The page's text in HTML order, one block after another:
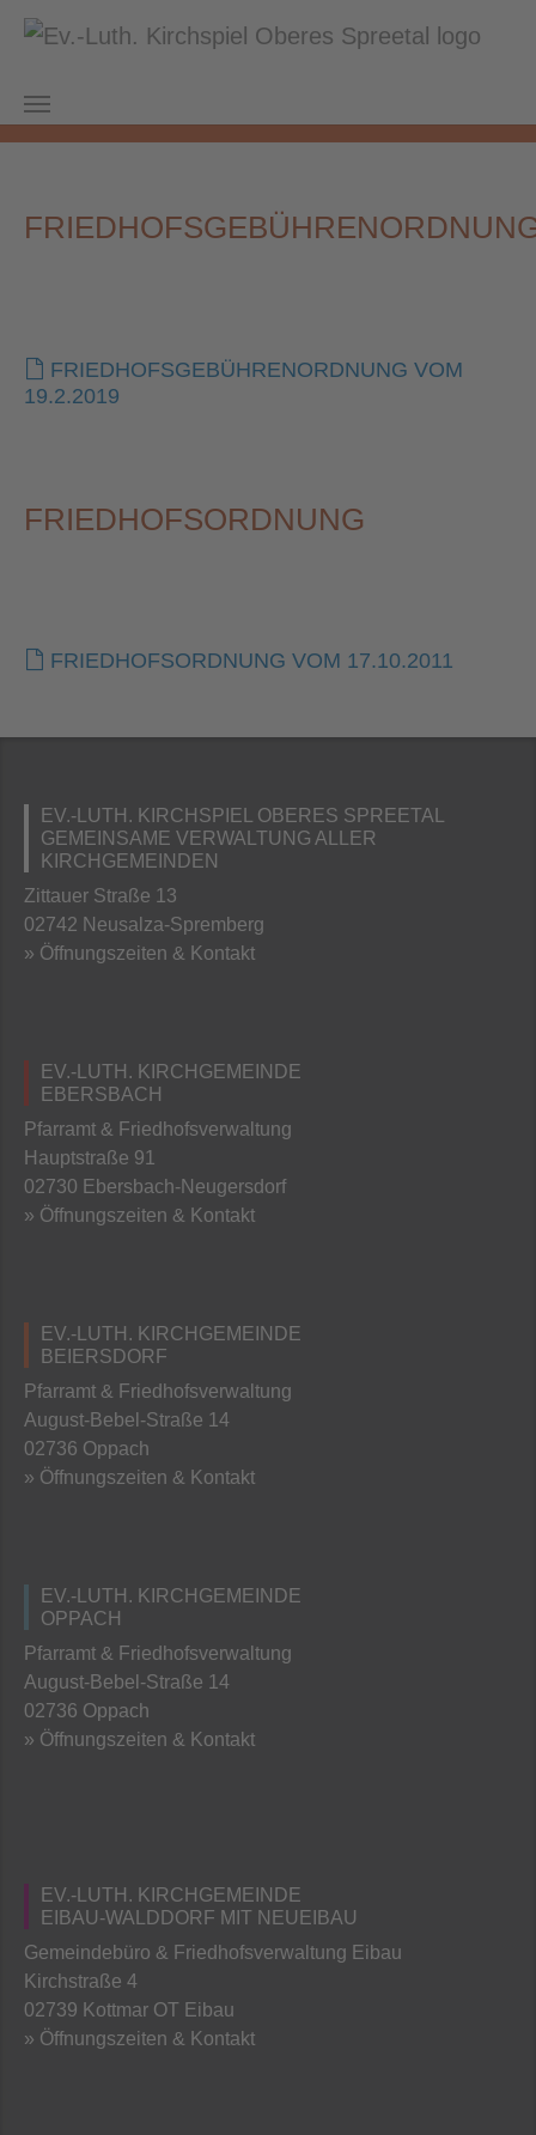
Zum Hauptinhalt springen
Sie sind hier:
Kirchspiel Oberes Spreetal
FRIEDHOFSGEBÜHRENORDNUNG VOM
19.2.2019
FRIEDHOFSORDNUNG
FRIEDHOFSORDNUNG VOM 17.10.2011
EV.-LUTH. KIRCHSPIEL OBERES SPREETAL
GEMEINSAME VERWALTUNG ALLER
KIRCHGEMEINDEN
Zittauer Straße 13
02742 Neusalza-Spremberg
» Öffnungszeiten & Kontakt
EV.-LUTH. KIRCHGEMEINDE
EBERSBACH
Pfarramt & Friedhofsverwaltung
Hauptstraße 91
02730 Ebersbach-Neugersdorf
» Öffnungszeiten & Kontakt
EV.-LUTH. KIRCHGEMEINDE
BEIERSDORF
Pfarramt & Friedhofsverwaltung
August-Bebel-Straße 14
02736 Oppach
» Öffnungszeiten & Kontakt
EV.-LUTH. KIRCHGEMEINDE
OPPACH
Pfarramt & Friedhofsverwaltung
August-Bebel-Straße 14
02736 Oppach
» Öffnungszeiten & Kontakt
EV.-LUTH. KIRCHGEMEINDE
EIBAU-WALDDORF MIT NEUEIBAU
Gemeindebüro & Friedhofsverwaltung Eibau
Kirchstraße 4
02739 Kottmar OT Eibau
» Öffnungszeiten & Kontakt